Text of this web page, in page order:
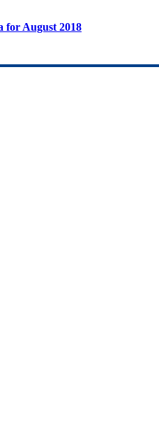
for August 2018